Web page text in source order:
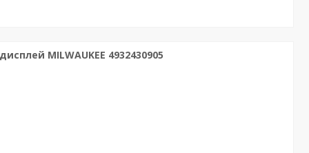
MILWAUKEE 4932430905